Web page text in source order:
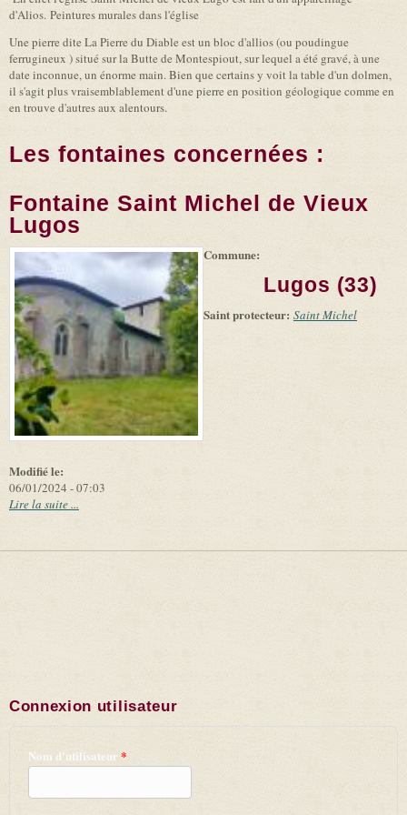
d'Alios. Peintures murales dans l'église
Une pierre dite La Pierre du Diable est un bloc d'allios (ou poudingue
ferrugineux ) situé sur la Butte de Montespiout, sur lequel a été gravé, à une
date inconnue, un énorme main. Bien que certains y voit la table d'un dolmen,
il s'agit plus vraisemblablement d'une pierre en position géologique comme en
en trouve d'autres aux alentours.
Les fontaines concernées :
Fontaine Saint Michel de Vieux
Lugos
Leaflet (link is
|
Tiles
(link is
external)
©
Microsoft
and
suppliers
Modifié le:
06/01/2024 - 07:03
Commune:
Lugos (33)
Saint protecteur: Saint Michel
Lire la suite ...
Connexion utilisateur
Nom d'utilisateur *